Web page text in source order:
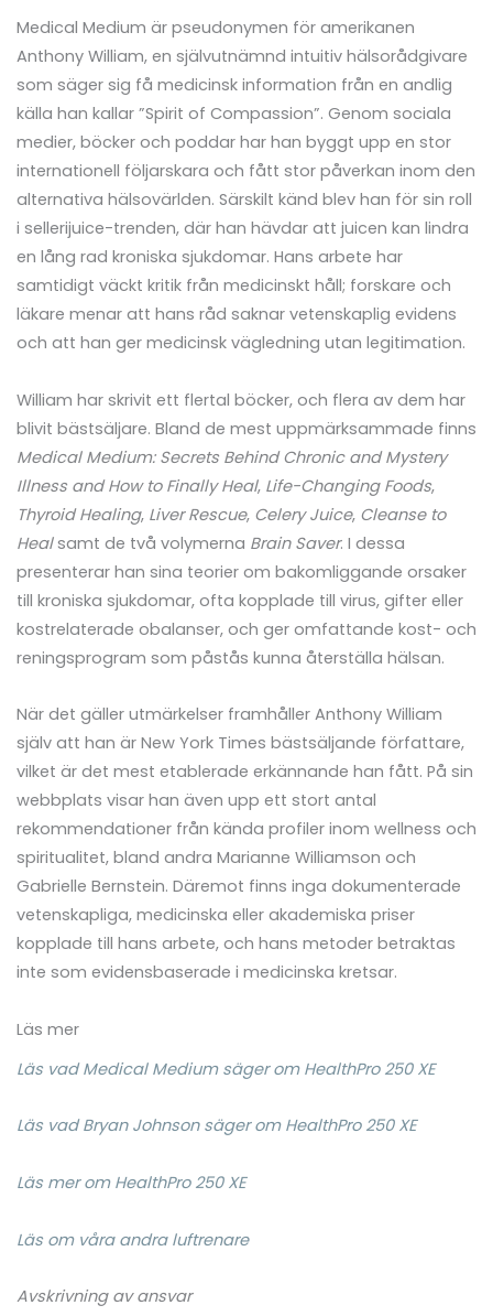
Medical Medium är pseudonymen för amerikanen
Anthony William, en självutnämnd intuitiv hälsorådgivare
som säger sig få medicinsk information från en andlig
källa han kallar ”Spirit of Compassion”. Genom sociala
medier, böcker och poddar har han byggt upp en stor
internationell följarskara och fått stor påverkan inom den
alternativa hälsovärlden. Särskilt känd blev han för sin roll
i sellerijuice-trenden, där han hävdar att juicen kan lindra
en lång rad kroniska sjukdomar. Hans arbete har
samtidigt väckt kritik från medicinskt håll; forskare och
läkare menar att hans råd saknar vetenskaplig evidens
och att han ger medicinsk vägledning utan legitimation.
William har skrivit ett flertal böcker, och flera av dem har
blivit bästsäljare. Bland de mest uppmärksammade finns
Medical Medium: Secrets Behind Chronic and Mystery
Illness and How to Finally Heal, Life-Changing Foods,
Thyroid Healing, Liver Rescue, Celery Juice, Cleanse to
Healsamt de två volymerna Brain Saver. I dessa
presenterar han sina teorier om bakomliggande orsaker
till kroniska sjukdomar, ofta kopplade till virus, gifter eller
kostrelaterade obalanser, och ger omfattande kost- och
reningsprogram som påstås kunna återställa hälsan.
När det gäller utmärkelser framhåller Anthony William
själv att han är New York Times bästsäljande författare,
vilket är det mest etablerade erkännande han fått. På sin
webbplats visar han även upp ett stort antal
rekommendationer från kända profiler inom wellness och
spiritualitet, bland andra Marianne Williamson och
Gabrielle Bernstein. Däremot finns inga dokumenterade
vetenskapliga, medicinska eller akademiska priser
kopplade till hans arbete, och hans metoder betraktas
inte som evidensbaserade i medicinska kretsar.
Läs mer
Läs vad Medical Medium säger om HealthPro 250 XE
Läs vad Bryan Johnson säger om HealthPro 250 XE
Läs mer om HealthPro 250 XE
Läs om våra andra luftrenare
Avskrivning av ansvar